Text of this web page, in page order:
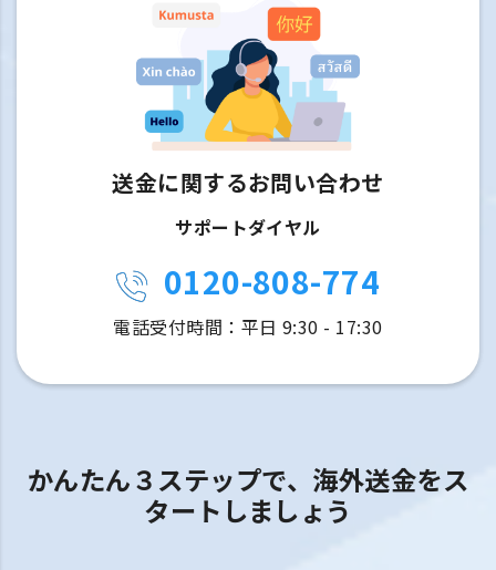
送金に関するお問い合わせ
サポートダイヤル
0120-808-774
電話受付時間：平日 9:30 - 17:30
かんたん３ステップで、海外送金をス
タートしましょう